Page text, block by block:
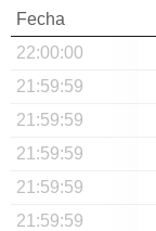
Fecha
22:00:00
21:59:59
21:59:59
21:59:59
21:59:59
21:59:59